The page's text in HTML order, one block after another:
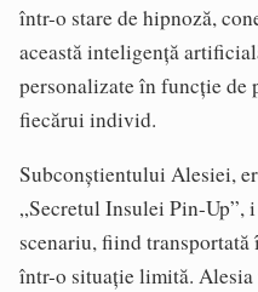
într-o stare de hipnoză,
această inteligență
personalizate în funcție
fiecărui individ.
Subconștientului Alesiei,
„Secretul Insulei Pin-Up”,
scenariu, fiind
într-o situație limită.